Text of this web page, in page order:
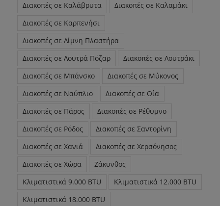
Διακοπές σε Καλάβρυτα
Διακοπές σε Καλαμάκι
Διακοπές σε Καρπενήσι
Διακοπές σε Λίμνη Πλαστήρα
Διακοπές σε Λουτρά Πόζαρ
Διακοπές σε Λουτράκι
Διακοπές σε Μπάνσκο
Διακοπές σε Μύκονος
Διακοπές σε Ναύπλιο
Διακοπές σε Οία
Διακοπές σε Πάρος
Διακοπές σε Ρέθυμνο
Διακοπές σε Ρόδος
Διακοπές σε Σαντορίνη
Διακοπές σε Χανιά
Διακοπές σε Χερσόνησος
Διακοπές σε Χώρα
Ζάκυνθος
Κλιματιστικά 9.000 BTU
Κλιματιστικά 12.000 BTU
Κλιματιστικά 18.000 BTU